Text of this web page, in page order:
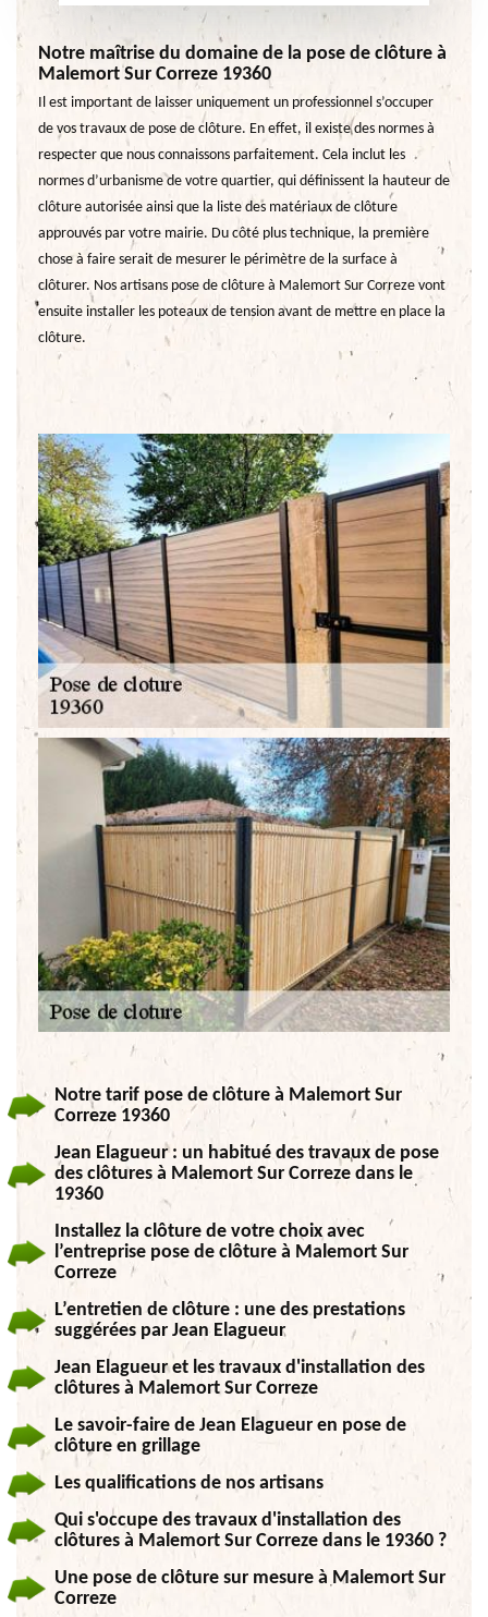
Notre maîtrise du domaine de la pose de clôture à
Malemort Sur Correze 19360
Il est important de laisser uniquement un professionnel s’occuper
de vos travaux de pose de clôture. En effet, il existe des normes à
respecter que nous connaissons parfaitement. Cela inclut les
normes d’urbanisme de votre quartier, qui définissent la hauteur de
clôture autorisée ainsi que la liste des matériaux de clôture
approuvés par votre mairie. Du côté plus technique, la première
chose à faire serait de mesurer le périmètre de la surface à
clôturer. Nos artisans pose de clôture à Malemort Sur Correze vont
ensuite installer les poteaux de tension avant de mettre en place la
clôture.
Notre tarif pose de clôture à Malemort Sur
Correze 19360
Jean Elagueur : un habitué des travaux de pose
des clôtures à Malemort Sur Correze dans le
19360
Installez la clôture de votre choix avec
l’entreprise pose de clôture à Malemort Sur
Correze
L’entretien de clôture : une des prestations
suggérées par Jean Elagueur
Jean Elagueur et les travaux d'installation des
clôtures à Malemort Sur Correze
Le savoir-faire de Jean Elagueur en pose de
clôture en grillage
Les qualifications de nos artisans
Qui s'occupe des travaux d'installation des
clôtures à Malemort Sur Correze dans le 19360 ?
Une pose de clôture sur mesure à Malemort Sur
Correze